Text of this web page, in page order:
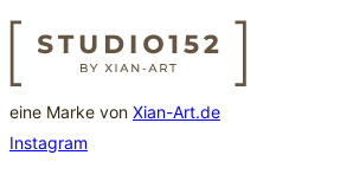
eine Marke von Xian-Art.de
Instagram